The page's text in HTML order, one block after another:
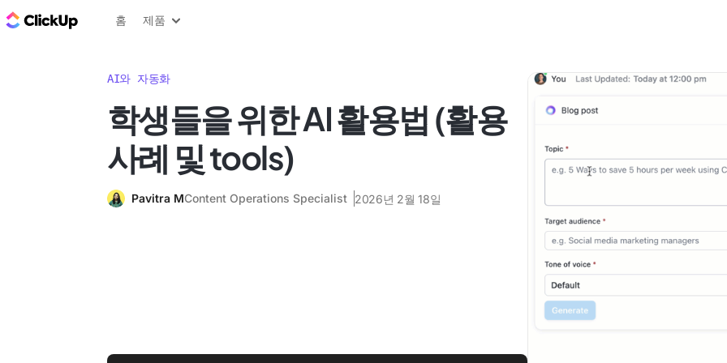
ClickUp 블로그
홈 제품
AI와 자동화
학생들을 위한 AI 활용법 (활용
사례 및 tools)
Pavitra MContent Operations Specialist 2026년 2월 18일